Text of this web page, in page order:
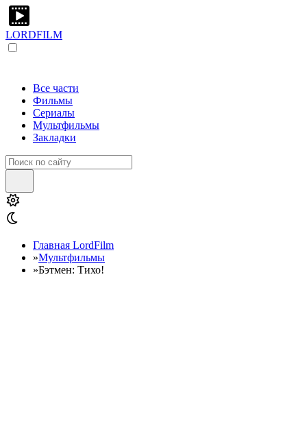
LORDFILM
Все части
Фильмы
Сериалы
Мультфильмы
Закладки
Главная LordFilm
»Мультфильмы
»Бэтмен: Тихо!